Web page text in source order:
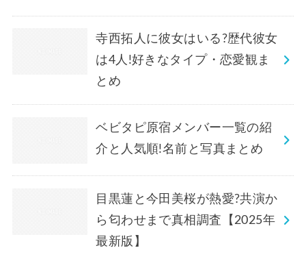
寺西拓人に彼女はいる?歴代彼女
は4人!好きなタイプ・恋愛観ま
とめ
ベビタピ原宿メンバー一覧の紹
介と人気順!名前と写真まとめ
目黒蓮と今田美桜が熱愛?共演か
ら匂わせまで真相調査【2025年
最新版】